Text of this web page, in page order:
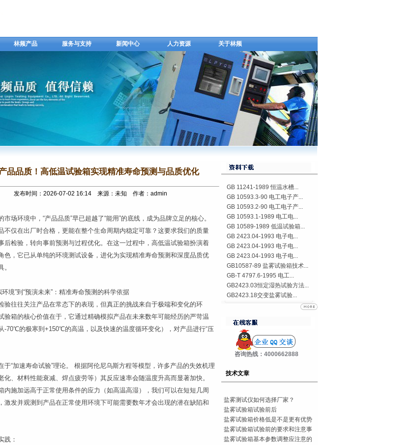
林频产品 服务与支持 新闻中心 人力资源 关于林频
品品质！高低温试验箱实现精准寿命预测与品质优化
发布时间：2026-07-02 16:14 来源：未知 作者：admin
市场环境中，“产品品质”早已超越了“能用”的底线，成为品牌立足的核心。
不仅在出厂时合格，更能在整个生命周期内稳定可靠？这要求我们的质量
后检验，转向事前预测与过程优化。在这一过程中，高低温试验箱扮演着
色，它已从单纯的环境测试设备，进化为实现精准寿命预测和深度品质优
环境”到“预演未来”：精准寿命预测的科学依据
验往往关注产品在常态下的表现，但真正的挑战来自于极端和变化的环
验箱的核心价值在于，它通过精确模拟产品在未来数年可能经历的严苛温
-70℃的极寒到+150℃的高温，以及快速的温度循环变化），对产品进行“压
于“加速寿命试验”理论。 根据阿伦尼乌斯方程等模型，许多产品的失效机理
化、材料性能衰减、焊点疲劳等）其反应速率会随温度升高而显著加快。
内施加远高于正常使用条件的应力（如高温高湿），我们可以在短短几周
激发并观测到产品在正常使用环境下可能需要数年才会出现的潜在缺陷和
践：
GB 11241-1989 恒温水槽...
GB 10593.3-90 电工电子产...
GB 10593.2-90 电工电子产...
GB 10593.1-1989 电工电...
GB 10589-1989 低温试验箱...
GB 2423.04-1993 电子电...
GB 2423.04-1993 电子电...
GB 2423.04-1993 电子电...
GB10587-89 盐雾试验箱技术...
GB-T 4797.6-1995 电工...
GB2423.03恒定湿热试验方法...
GB2423.18交变盐雾试验...
咨询热线：4000662888
技术文章
盐雾测试仪如何选择厂家？
盐雾试验箱试验前后
盐雾试验箱价格低是不是更有优势
盐雾试验箱试验前的要求和注意事
盐雾试验箱基本参数调整应注意的